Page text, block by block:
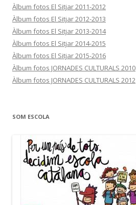
Àlbum fotos El Sitjar 2011-2012
Àlbum fotos El Sitjar 2012-2013
Àlbum fotos El Sitjar 2013-2014
Àlbum fotos El Sitjar 2014-2015
Àlbum fotos El Sitjar 2015-2016
Àlbum fotos JORNADES CULTURALS 2010
Àlbum fotos JORNADES CULTURALS 2012
SOM ESCOLA